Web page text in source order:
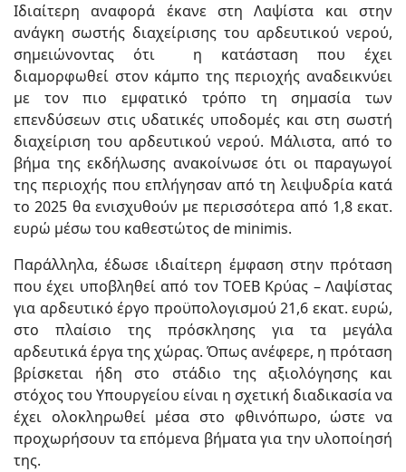
Ιδιαίτερη αναφορά έκανε στη Λαψίστα και στην
ανάγκη σωστής διαχείρισης του αρδευτικού νερού,
σημειώνοντας ότι η κατάσταση που έχει
διαμορφωθεί στον κάμπο της περιοχής αναδεικνύει
με τον πιο εμφατικό τρόπο τη σημασία των
επενδύσεων στις υδατικές υποδομές και στη σωστή
διαχείριση του αρδευτικού νερού. Μάλιστα, από το
βήμα της εκδήλωσης ανακοίνωσε ότι οι παραγωγοί
της περιοχής που επλήγησαν από τη λειψυδρία κατά
το 2025 θα ενισχυθούν με περισσότερα από 1,8 εκατ.
ευρώ μέσω του καθεστώτος de minimis.
Παράλληλα, έδωσε ιδιαίτερη έμφαση στην πρόταση
που έχει υποβληθεί από τον ΤΟΕΒ Κρύας – Λαψίστας
για αρδευτικό έργο προϋπολογισμού 21,6 εκατ. ευρώ,
στο πλαίσιο της πρόσκλησης για τα μεγάλα
αρδευτικά έργα της χώρας. Όπως ανέφερε, η πρόταση
βρίσκεται ήδη στο στάδιο της αξιολόγησης και
στόχος του Υπουργείου είναι η σχετική διαδικασία να
έχει ολοκληρωθεί μέσα στο φθινόπωρο, ώστε να
προχωρήσουν τα επόμενα βήματα για την υλοποίησή
της.